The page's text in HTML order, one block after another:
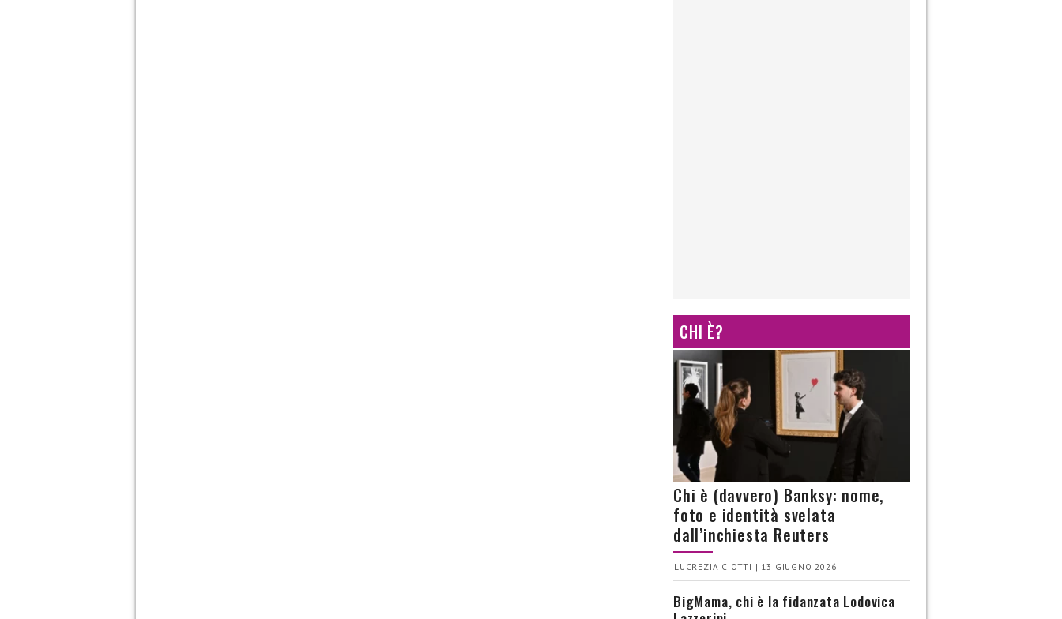
CHI È?
Chi è (davvero) Banksy: nome,
foto e identità svelata
dall’inchiesta Reuters
LUCREZIA CIOTTI | 13 GIUGNO 2026
BigMama, chi è la fidanzata Lodovica